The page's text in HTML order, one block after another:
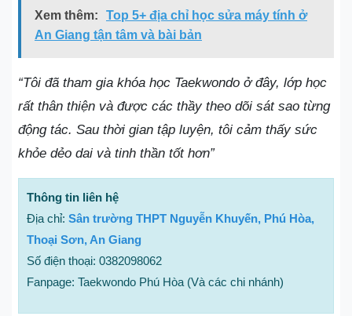
Xem thêm:
Top 5+ địa chỉ học sửa máy tính ở
An Giang tận tâm và bài bản
“Tôi đã tham gia khóa học Taekwondo ở đây, lớp học
rất thân thiện và được các thầy theo dõi sát sao từng
động tác. Sau thời gian tập luyện, tôi cảm thấy sức
khỏe dẻo dai và tinh thần tốt hơn”
Thông tin liên hệ
Địa chỉ: Sân trường THPT Nguyễn Khuyến, Phú Hòa,
Thoại Sơn, An Giang
Số điện thoại: 0382098062
Fanpage: Taekwondo Phú Hòa (Và các chi nhánh)